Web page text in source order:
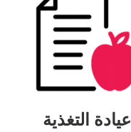
عيادة التغذية